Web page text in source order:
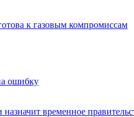
к газовым компромиссам
ошибку
временное